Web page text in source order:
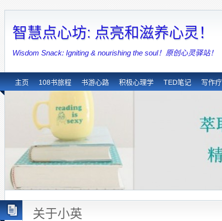
智慧点心坊: 点亮和滋养心灵！
Wisdom Snack: Igniting & nourishing the soul！原创心灵驿站！
主页 108书旅程 书游心路 积极心理学 TED笔记 写作
关于小英